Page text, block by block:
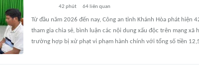
42 phút 64liên quan
Từ đầu năm 2026 đến nay, Công an tỉnh Khánh Hòa phát hiện
tham gia chia sẻ, bình luận các nội dung xấu độc trên mạng xã
trường hợp bị xử phạt vi phạm hành chính với tổng số tiền